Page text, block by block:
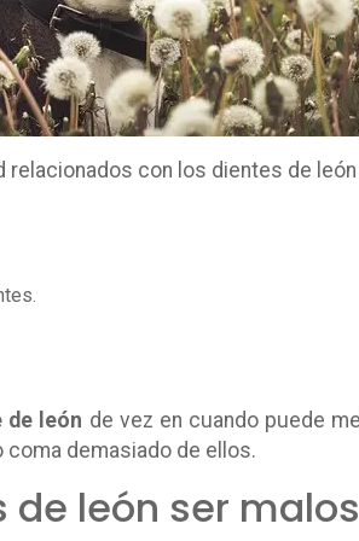
con los dientes de
de león de vez en cuando puede
demasiado de ellos.
de león ser